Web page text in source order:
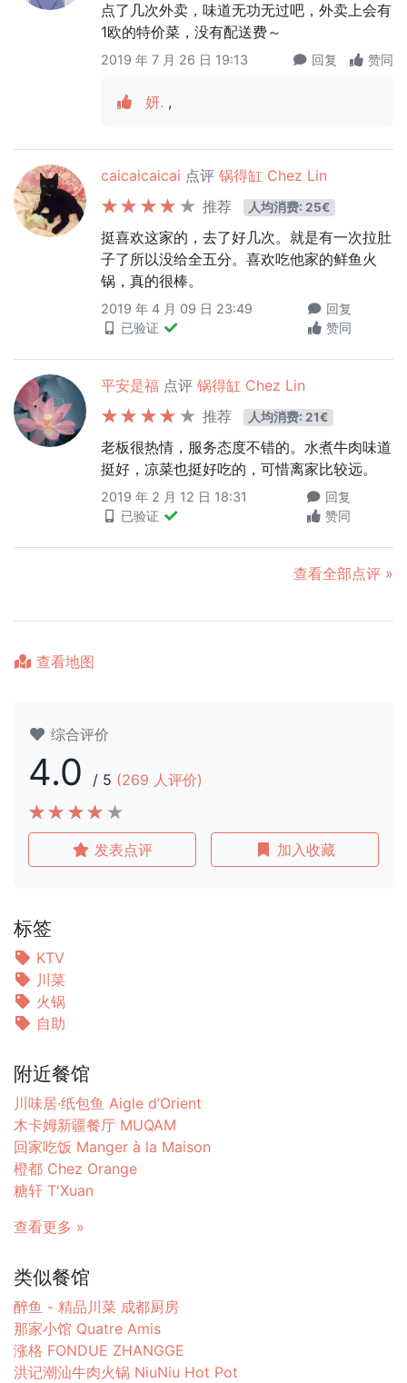
点了几次外卖，味道无功无过吧，外卖上会有
1欧的特价菜，没有配送费～
2019 年 7 月 26 日 19:13 回复 赞同
妍. ,
caicaicaicai 点评 锅得缸 Chez Lin
推荐
人均消费: 25€
挺喜欢这家的，去了好几次。就是有一次拉肚
子了所以没给全五分。喜欢吃他家的鲜鱼火
锅，真的很棒。
2019 年 4 月 09 日 23:49
已验证
回复
赞同
平安是福 点评 锅得缸 Chez Lin
推荐
人均消费: 21€
老板很热情，服务态度不错的。水煮牛肉味道
挺好，凉菜也挺好吃的，可惜离家比较远。
2019 年 2 月 12 日 18:31
已验证
回复
赞同
查看全部点评 »
查看地图
综合评价
4.0 / 5 (269 人评价)
发表点评 加入收藏
标签
KTV
川菜
火锅
自助
附近餐馆
川味居·纸包鱼 Aigle d’Orient
木卡姆新疆餐厅 MUQAM
回家吃饭 Manger à la Maison
橙都 Chez Orange
糖轩 T'Xuan
查看更多 »
类似餐馆
醉鱼 - 精品川菜 成都厨房
那家小馆 Quatre Amis
涨格 FONDUE ZHANGGE
洪记潮汕牛肉火锅 NiuNiu Hot Pot